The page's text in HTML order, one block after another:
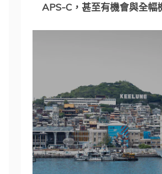
APS-C，甚至有機會與全幅